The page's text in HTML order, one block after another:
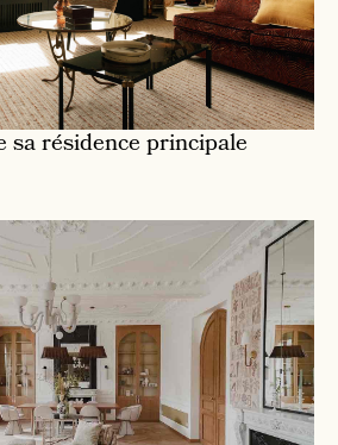
sa résidence principale